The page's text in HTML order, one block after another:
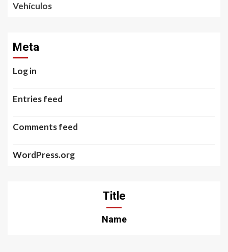
Vehículos
Meta
Log in
Entries feed
Comments feed
WordPress.org
Title
Name